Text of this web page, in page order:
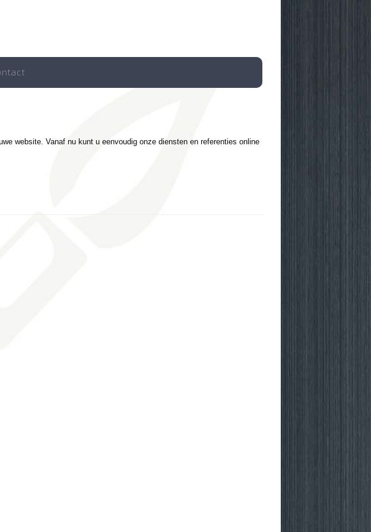
website. Vanaf nu kunt u eenvoudig onze diensten en referenties online